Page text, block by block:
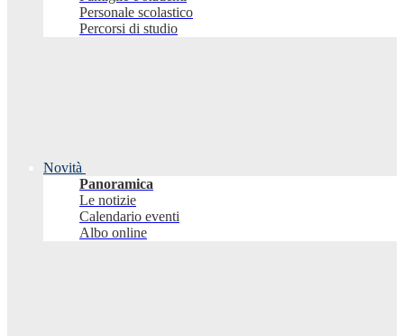
Personale scolastico
Percorsi di studio
Novità
Panoramica
Le notizie
Calendario eventi
Albo online